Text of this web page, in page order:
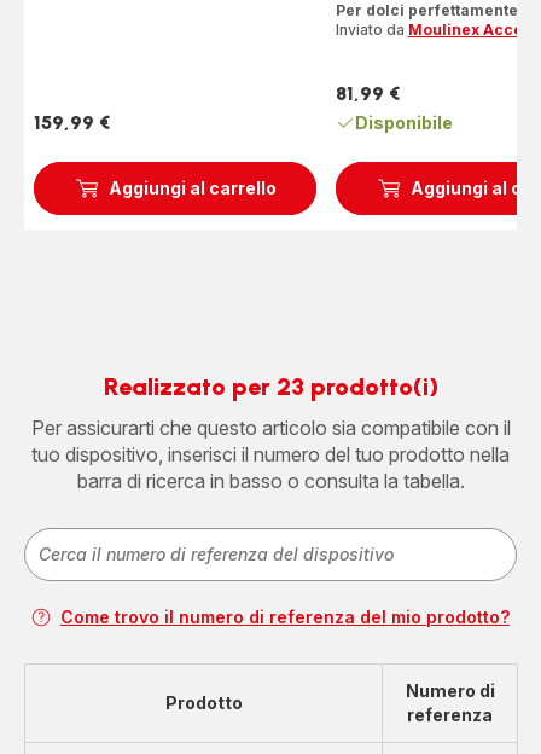
Aggiungi al carrello
Prezzo
159,99 €
Aggiungi al
Per dolci perfettamente
Inviato da Moulinex
Prezzo
81,99 €
Disponibile
Realizzato per 23 prodotto(i)
Per assicurarti che questo articolo sia compatibile con il
tuo dispositivo, inserisci il numero del tuo prodotto nella
barra di ricerca in basso o consulta la tabella.
Come trovo il numero di referenza del mio prodotto?
Prodotto
Numero di
referenza